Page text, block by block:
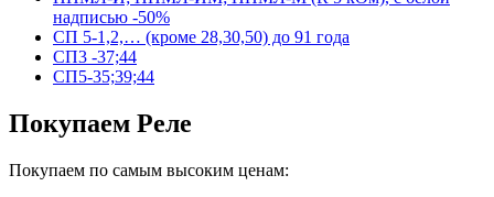
надписью -50%
СП 5-1,2,… (кроме 28,30,50) до 91 года
СП3 -37;44
СП5-35;39;44
Покупаем Реле
Покупаем по самым высоким ценам: